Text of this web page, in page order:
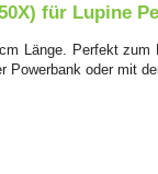
für Lupine
Länge. Perfekt zum
oder mit